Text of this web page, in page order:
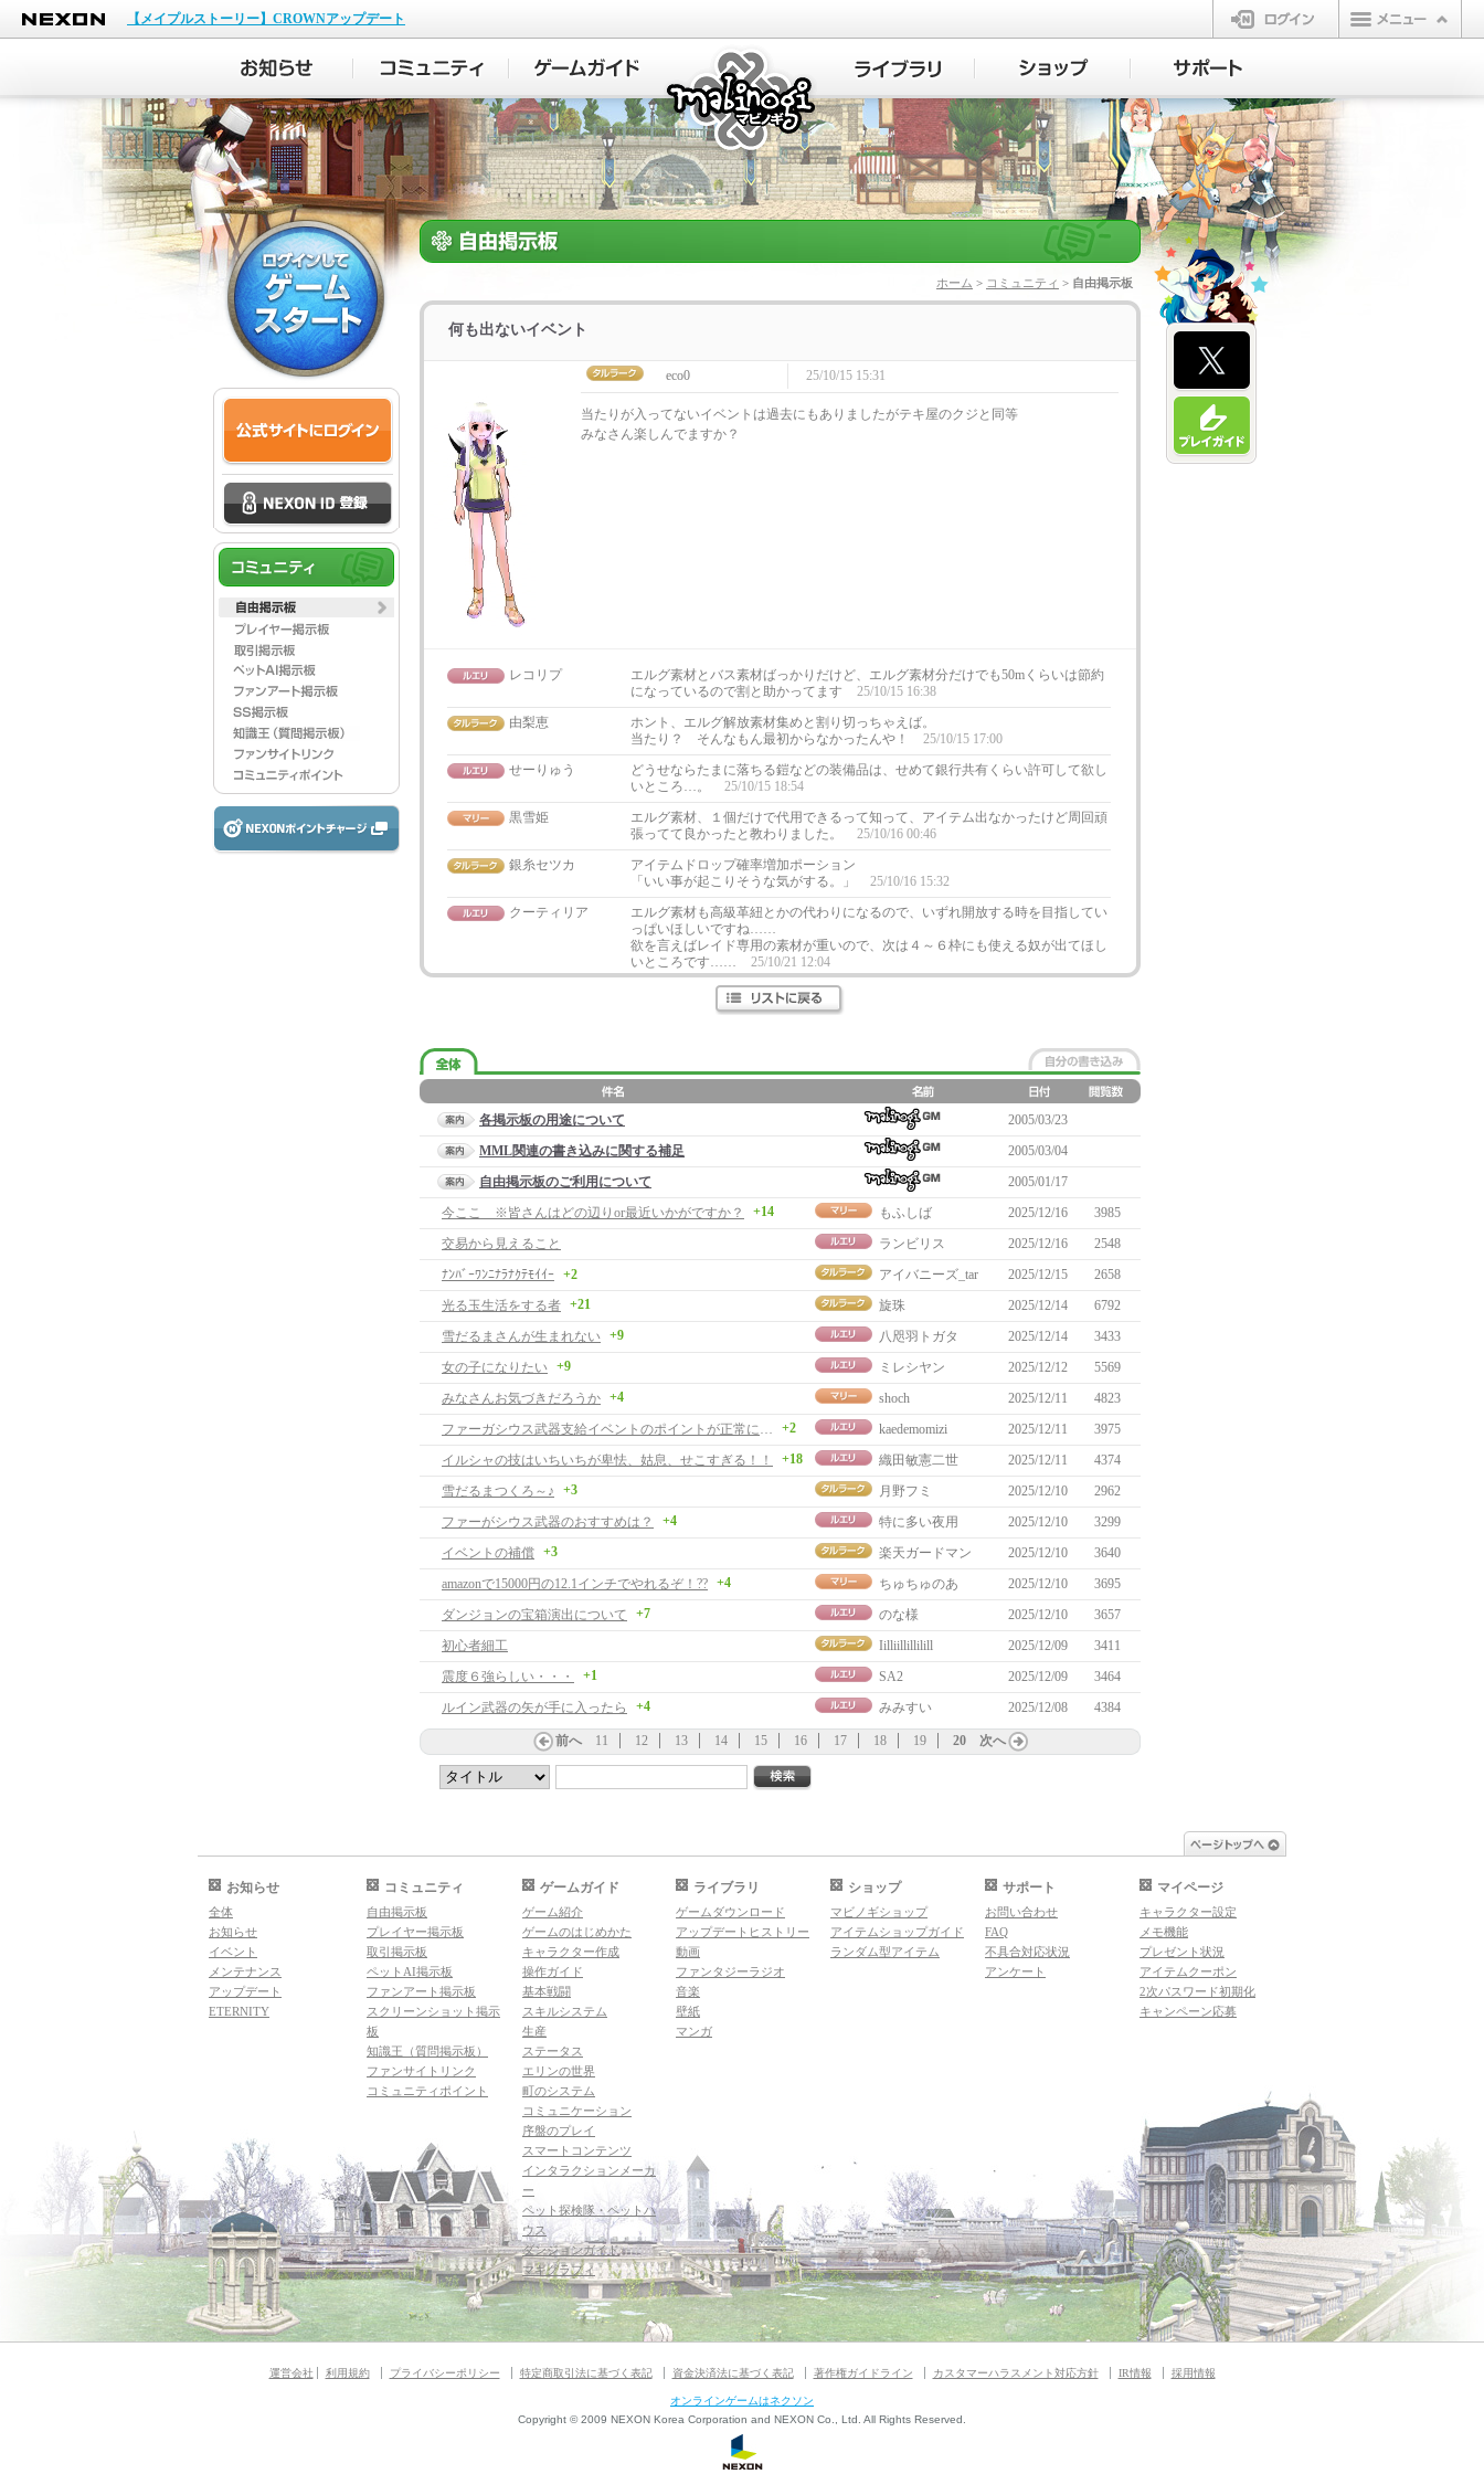
NEXON
【メイプルストーリー】CROWNアップデート
ログイン
マビノギ
ホーム > コミュニティ > 自由掲示板
何も出ないイベント
eco0 25/10/15 15:31
当たりが入ってないイベントは過去にもありましたがテキ屋のクジと同等
みなさん楽しんでますか？
レコリプ
エルグ素材とバス素材ばっかりだけど、エルグ素材分だけでも50mくらいは節約
になっているので割と助かってます
25/10/15 16:38
由梨恵
ホント、エルグ解放素材集めと割り切っちゃえば。
当たり？ そんなもん最初からなかったんや！
25/10/15 17:00
せーりゅう
どうせならたまに落ちる鎧などの装備品は、せめて銀行共有くらい許可して欲し
いところ…。
25/10/15 18:54
黒雪姫
エルグ素材、１個だけで代用できるって知って、アイテム出なかったけど周回頑
張ってて良かったと教わりました。
25/10/16 00:46
銀糸セツカ
アイテムドロップ確率増加ポーション
「いい事が起こりそうな気がする。」
25/10/16 15:32
クーティリア
エルグ素材も高級革紐とかの代わりになるので、いずれ開放する時を目指してい
っぱいほしいですね……
欲を言えばレイド専用の素材が重いので、次は４～６枠にも使える奴が出てほし
いところです……
25/10/21 12:04
各掲示板の用途について
2005/03/23
MML関連の書き込みに関する補足
2005/03/04
自由掲示板のご利用について
2005/01/17
今ここ ※皆さんはどの辺りor最近いかがですか？
+14 もふしば 2025/12/16
3985
交易から見えること
ランビリス 2025/12/16
2548
ﾅﾝﾊﾞｰﾜﾝﾆﾅﾗﾅｸﾃﾓｲｲｰ +2 アイバニーズ_tar 2025/12/15
2658
光る玉生活をする者 +21 旋珠 2025/12/14
6792
雪だるまさんが生まれない +9 八咫羽トガタ 2025/12/14
3433
女の子になりたい +9 ミレシヤン 2025/12/12
5569
みなさんお気づきだろうか +4 shoch 2025/12/11
4823
ファーガシウス武器支給イベントのポイントが正常に付与されない
+2 kaedemomizi 2025/12/11
3975
イルシャの技はいちいちが卑怯、姑息、せこすぎる！！
+18 織田敏憲二世 2025/12/11
4374
雪だるまつくろ～♪
+3 月野フミ 2025/12/10
2962
ファーがシウス武器のおすすめは？
+4 特に多い夜用 2025/12/10
3299
イベントの補償 +3 楽天ガードマン 2025/12/10
3640
amazonで15000円の12.1インチでやれるぞ！?? +4 ちゅちゅのあ 2025/12/10
3695
ダンジョンの宝箱演出について
+7 のな様 2025/12/10
3657
初心者細工
Iilliillillilill 2025/12/09
3411
震度６強らしい・・・
+1 SA2 2025/12/09
3464
ルイン武器の矢が手に入ったら
+4 みみすい 2025/12/08 4384
前へ 11 12 13 14 15 16 17 18 19 20 次へ
お知らせ
全体
お知らせ
イベント
メンテナンス
アップデート
ETERNITY
コミュニティ
自由掲示板
プレイヤー掲示板
取引掲示板
ペットAI掲示板
ファンアート掲示板
スクリーンショット掲示
板
知識王（質問掲示板）
ファンサイトリンク
コミュニティポイント
ゲームガイド
ゲーム紹介
ゲームのはじめかた
キャラクター作成
操作ガイド
基本戦闘
スキルシステム
生産
ステータス
エリンの世界
町のシステム
コミュニケーション
序盤のプレイ
スマートコンテンツ
インタラクションメーカ
ー
ペット探検隊・ペットハ
ウス
ダンジョンガイド
マギグラフィ
ライブラリ
ゲームダウンロード
アップデートヒストリー
動画
ファンタジーラジオ
音楽
壁紙
マンガ
ショップ
マビノギショップ
アイテムショップガイド
ランダム型アイテム
サポート
お問い合わせ
FAQ
不具合対応状況
アンケート
マイページ
キャラクター設定
メモ機能
プレゼント状況
アイテムクーポン
2次パスワード初期化
キャンペーン応募
運営会社 利用規約 プライバシーポリシー 特定商取引法に基づく表記 資金決済法に基づく表記 著作権ガイドライン カスタマーハラスメント対応方針 IR情報 採用情報
オンラインゲームはネクソン
Copyright © 2009 NEXON Korea Corporation and NEXON Co., Ltd. All Rights Reserved.